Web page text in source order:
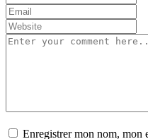
Enregistrer mon nom, mon